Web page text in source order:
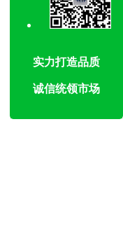
实力打造品质
诚信统领市场